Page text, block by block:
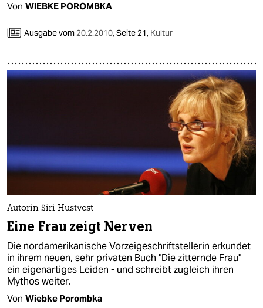
Von WIEBKE POROMBKA
Ausgabe vom 20.2.2010,Seite 21, Kultur
Autorin Siri Hustvest
Eine Frau zeigt Nerven
Die nordamerikanische Vorzeigeschriftstellerin erkundet
in ihrem neuen, sehr privaten Buch "Die zitternde Frau"
ein eigenartiges Leiden - und schreibt zugleich ihren
Mythos weiter.
Von Wiebke Porombka